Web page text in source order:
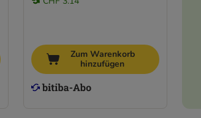
Zum Warenkorb
hinzufügen